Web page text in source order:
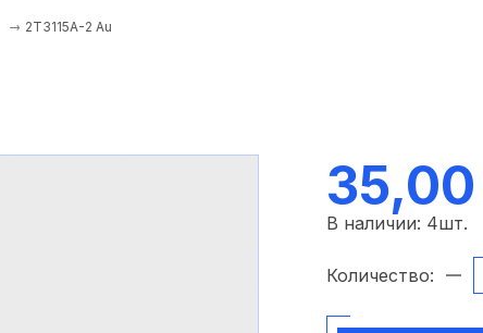
2Т3115А-2 Au
В наличии: 4шт.
Количество: